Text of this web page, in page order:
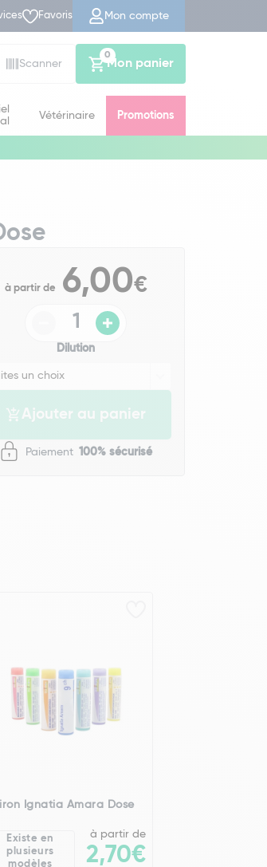
Favoris Mon compte
Scanner
Mon panier
0
Vétérinaire Promotions
à partir de 6,00€
Dilution
Ajouter au panier
Paiement 100% sécurisé
Ignatia Amara Dose
Existe en
plusieurs
modèles
à partir de
2,70€